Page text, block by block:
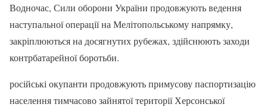
Водночас, Сили оборони України продовжують ведення
наступальної операції на Мелітопольському напрямку,
закріплюються на досягнутих рубежах, здійснюють заходи
контрбатарейної боротьби.
російські окупанти продовжують примусову паспортизацію
населення тимчасово зайнятої території Херсонської